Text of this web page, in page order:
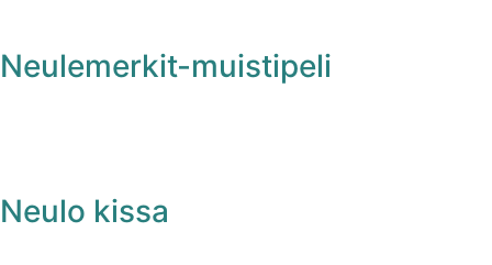
Neulemerkit-muistipeli
Neulo kissa